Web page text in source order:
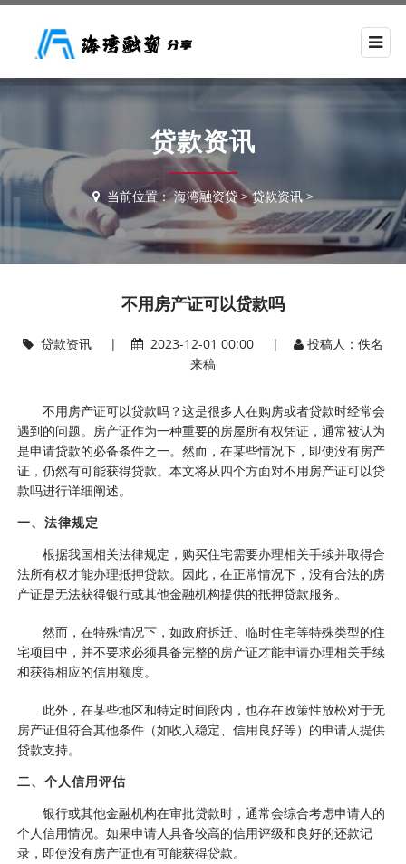
贷款资讯
当前位置：海湾融资贷 >贷款资讯>
不用房产证可以贷款吗
贷款资讯| 2023-12-01 00:00 |
投稿人：佚名
来稿
不用房产证可以贷款吗？这是很多人在购房或者贷款时经常会
遇到的问题。房产证作为一种重要的房屋所有权凭证，通常被认为
是申请贷款的必备条件之一。然而，在某些情况下，即使没有房产
证，仍然有可能获得贷款。本文将从四个方面对不用房产证可以贷
款吗进行详细阐述。
一、法律规定
根据我国相关法律规定，购买住宅需要办理相关手续并取得合
法所有权才能办理抵押贷款。因此，在正常情况下，没有合法的房
产证是无法获得银行或其他金融机构提供的抵押贷款服务。
然而，在特殊情况下，如政府拆迁、临时住宅等特殊类型的住
宅项目中，并不要求必须具备完整的房产证才能申请办理相关手续
和获得相应的信用额度。
此外，在某些地区和特定时间段内，也存在政策性放松对于无
房产证但符合其他条件（如收入稳定、信用良好等）的申请人提供
贷款支持。
二、个人信用评估
银行或其他金融机构在审批贷款时，通常会综合考虑申请人的
个人信用情况。如果申请人具备较高的信用评级和良好的还款记
录，即使没有房产证也有可能获得贷款。